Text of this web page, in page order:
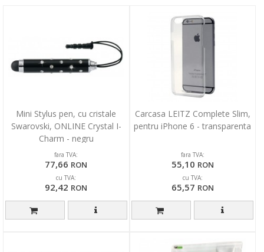
Mini Stylus pen, cu cristale
Swarovski, ONLINE Crystal I-
Charm - negru
fara TVA:
77,66 RON
cu TVA:
92,42 RON
Carcasa LEITZ Complete Slim,
pentru iPhone 6 - transparenta
fara TVA:
55,10 RON
cu TVA:
65,57 RON